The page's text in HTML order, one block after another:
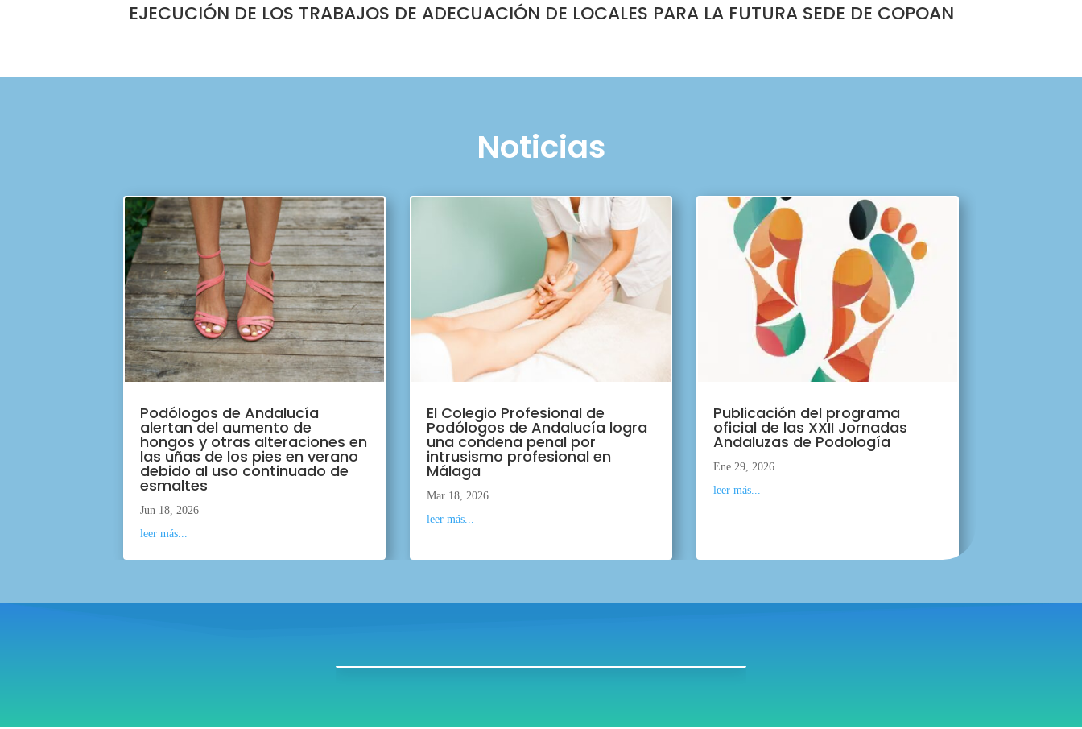
EJECUCIÓN DE LOS TRABAJOS DE ADECUACIÓN DE LOCALES PARA LA FUTURA SEDE DE COPOAN
Noticias
Podólogos de Andalucía
alertan del aumento de
hongos y otras alteraciones en
las uñas de los pies en verano
debido al uso continuado de
esmaltes
Jun 18, 2026
leer más...
El Colegio Profesional de
Podólogos de Andalucía logra
una condena penal por
intrusismo profesional en
Málaga
Mar 18, 2026
leer más...
Publicación del programa
oficial de las XXII Jornadas
Andaluzas de Podología
Ene 29, 2026
leer más...